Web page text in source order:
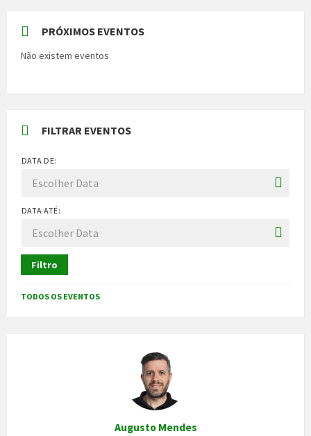
PRÓXIMOS EVENTOS
Não existem eventos
FILTRAR EVENTOS
DATA DE:
DATA ATÉ:
Filtro
TODOS OS EVENTOS
Augusto Mendes